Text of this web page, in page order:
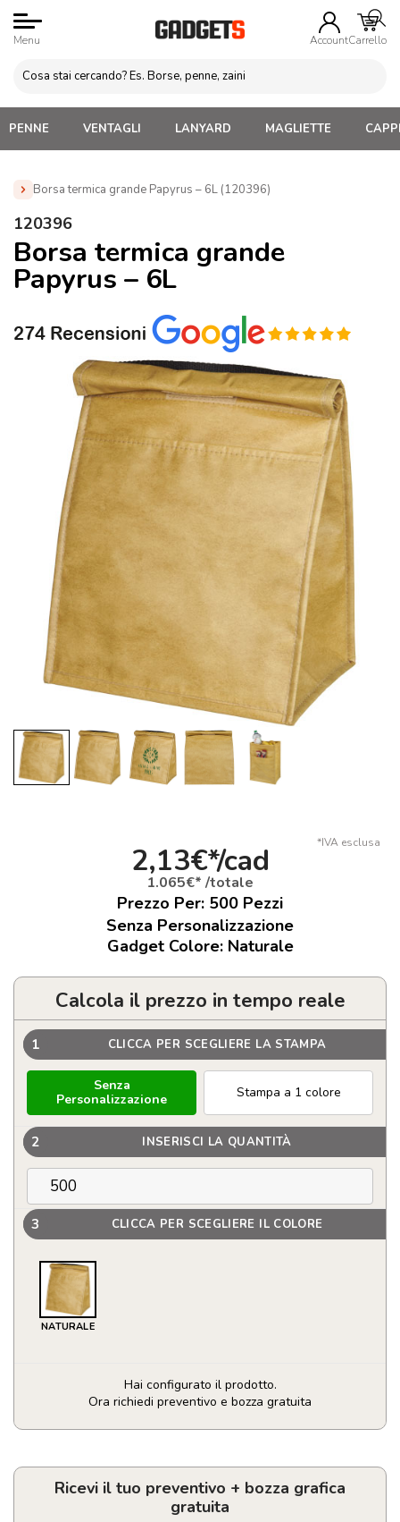
Menu AccountCarrello
PENNE VENTAGLI LANYARD MAGLIETTE
Borsa termica grande Papyrus – 6L (120396)
Home »
120396
Borsa termica grande
Papyrus – 6L
*IVA esclusa
2,13€*/cad
1.065€* /totale
Prezzo Per: 500 Pezzi
Senza Personalizzazione
Gadget Colore: Naturale
Calcola il prezzo in tempo reale
1 CLICCA PER SCEGLIERE LA STAMPA
Senza
Personalizzazione
Stampa a 1 colore
2 INSERISCI LA QUANTITÀ
3 CLICCA PER SCEGLIERE IL COLORE
NATURALE
Hai configurato il prodotto.
Ora richiedi preventivo e bozza gratuita
Borsa
grande
PapyrusRicevi il tuo preventivo + bozza grafica
gratuita